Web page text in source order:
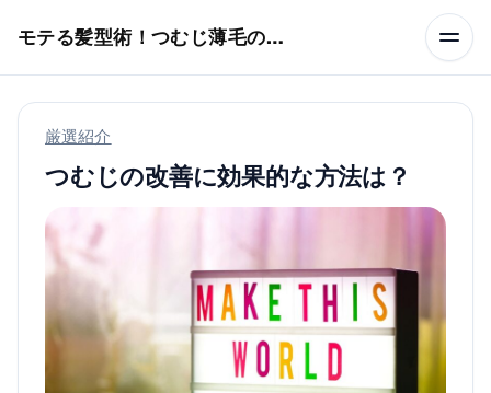
モテる髪型術！つむじ薄毛の隠し方
厳選紹介
つむじの改善に効果的な方法は？